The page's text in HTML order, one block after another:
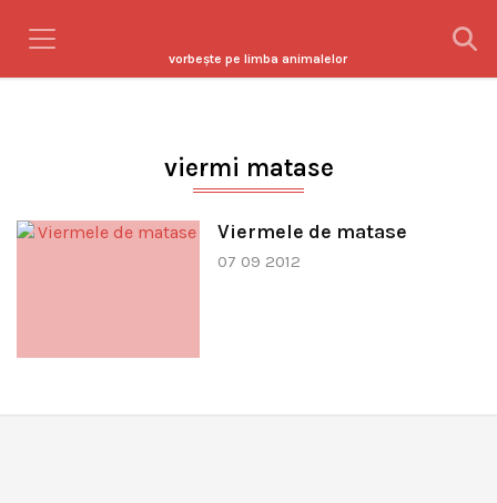
vorbeşte pe limba animalelor
viermi matase
Viermele de matase
07 09 2012